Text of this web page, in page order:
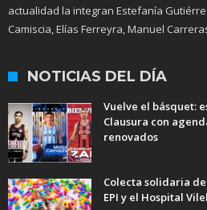
actualidad la integran Estefanía
Camiscia, Elías Ferreyra, Manuel
NOTICIAS DEL DÍA
Vuelve el básquet:
Clausura con
renovados
Colecta solidaria
EPI y el Hospital